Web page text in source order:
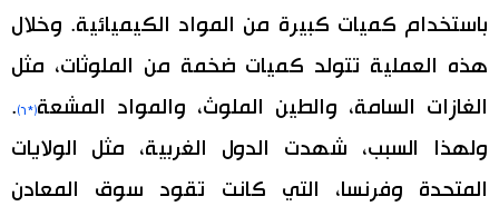
باستخدام كميات كبيرة من المواد الكيميائية. وخلال
هذه العملية تتولد كميات ضخمة من الملوثات، مثل
الغازات السامة، والطين الملوث، والمواد المشعة(*٦)
.
ولهذا السبب، شهدت الدول الغربية، مثل الولايات
المتحدة وفرنسا، التي كانت تقود سوق المعادن